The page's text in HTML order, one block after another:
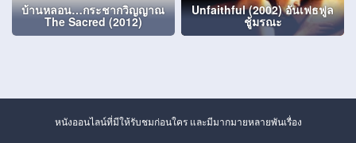
บ้านหลอน…กระชากวิญญาณ
The Sacred (2012)
Unfaithful (2002) อันเฟธฟูล
ชู้มรณะ
หนังออนไลน์ที่มีให้รับชมก่อนใคร และมีมากมายหลายพันเรื่อง